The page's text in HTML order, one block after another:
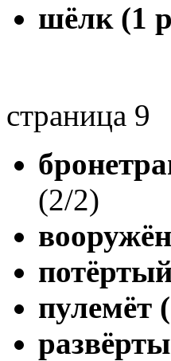
шёлк (1
страница 9
(2/2)
пулемёт